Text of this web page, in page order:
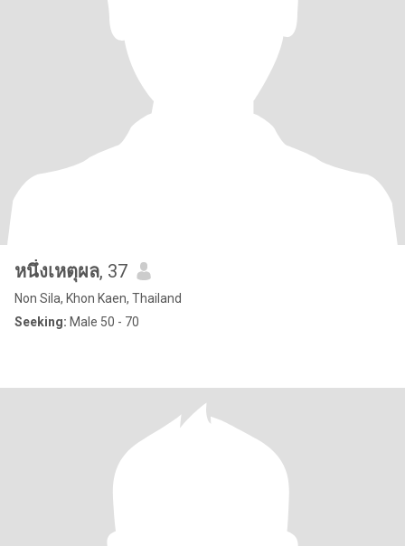
หนึ่งเหตุผล, 37
Non Sila, Khon Kaen, Thailand
Seeking: Male 50 - 70